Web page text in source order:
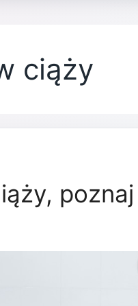
ciąży